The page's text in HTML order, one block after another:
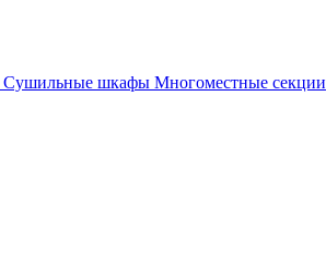
Cушильные шкафы Многоместные секции